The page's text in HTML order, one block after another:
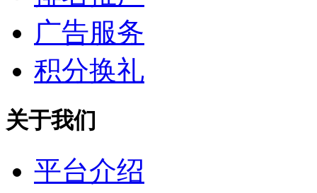
广告服务
积分换礼
关于我们
平台介绍